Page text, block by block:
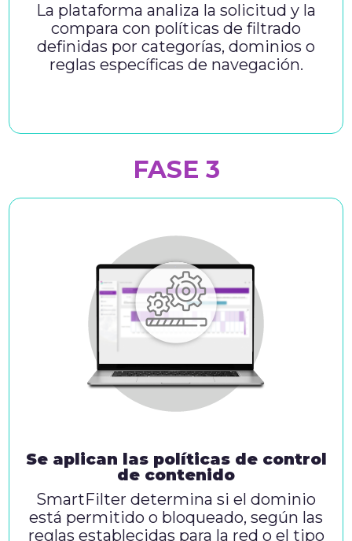
La plataforma analiza la solicitud y la
compara con políticas de filtrado
definidas por categorías, dominios o
reglas específicas de navegación.
FASE 3
Se aplican las políticas de control
de contenido
SmartFilter determina si el dominio
está permitido o bloqueado, según las
reglas establecidas para la red o el tipo